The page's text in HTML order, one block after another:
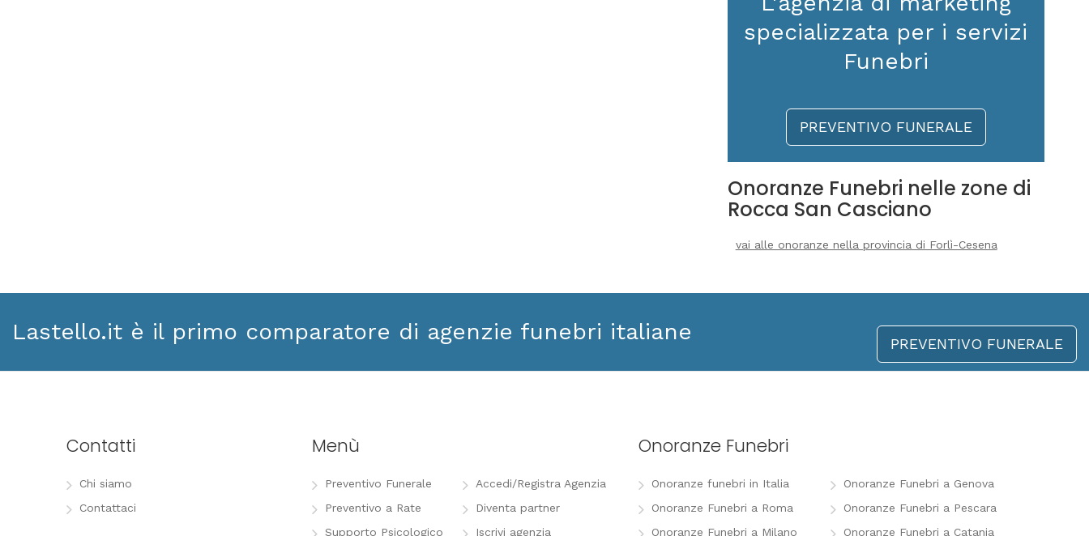
specializzata per i servizi
Funebri
PREVENTIVO FUNERALE
Onoranze Funebri nelle zone di
Rocca San Casciano
vai alle onoranze nella provincia di Forlì-Cesena
Lastello.it è il primo comparatore di agenzie funebri italiane PREVENTIVO FUNERALE
Contatti
Chi siamo
Contattaci
Menù
Preventivo Funerale
Preventivo a Rate
Supporto Psicologico
Accedi/Registra Agenzia
Diventa partner
Iscrivi agenzia
Onoranze Funebri
Onoranze funebri in Italia
Onoranze Funebri a Roma
Onoranze Funebri a Milano
Onoranze Funebri a Genova
Onoranze Funebri a Pescara
Onoranze Funebri a Catania